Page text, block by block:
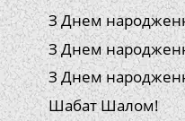
З Днем
З Днем
З Днем
Шабат Шалом!